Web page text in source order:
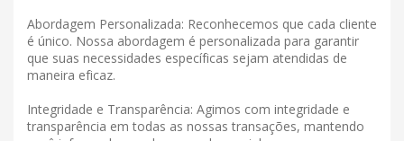
Abordagem Personalizada: Reconhecemos que cada cliente
é único. Nossa abordagem é personalizada para garantir
que suas necessidades específicas sejam atendidas de
maneira eficaz.
Integridade e Transparência: Agimos com integridade e
transparência em todas as nossas transações, mantendo